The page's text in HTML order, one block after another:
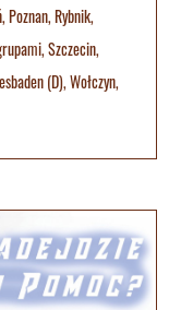
,Poznan,Rybnik,
,Szczecin,
(D),Wołczyn,